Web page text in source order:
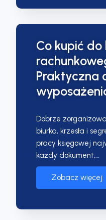
Co kupić do
Praktyczna
Dobrze
biurka, krzesła i
pracy księgowej
każdy dokument,…
Zobacz więcej